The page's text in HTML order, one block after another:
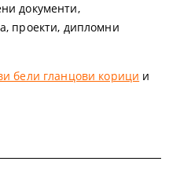
документи,
проекти, дипломни
бели гланцови корици и